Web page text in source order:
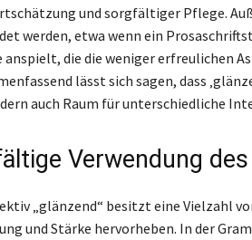
und sorgfältiger Pflege.
werden, etwa wenn ein
anspielt, die die weniger erfreulichen
lässt sich sagen, dass
auch Raum für unterschiedliche
Verwendung
„glänzend“ besitzt eine Vielzahl
und Stärke hervorheben. In der